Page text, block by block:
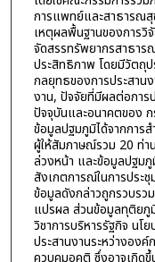
การแพทย์และสาธารณ
เหตุผลพื้นฐานของการวิ
จัดสรรทรัพยากรสาธาร
ประสิทธิภาพ โดยมีวัตถุ
กลยุทธของการประสาน
งาน, ปัจจัยที่มีผลต่อการ
ปัจจุบันและอนาคตของ
ข้อมูลปฐมภูมิได้จากการ
ผู้ให้สัมภาษณ์รวม 20 ท่า
ล่วงหน้า และข้อมูลปฐมภู
สังเกตการณ์ในการประ
ข้อมูลดังกล่าวถูกรวบรว
แปรผล ส่วนข้อมูลทุติยภูมิ
วิชาการบริหารรัฐกิจ นโ
ประสานงานระหว่างอง
ควบคุมอคติ ซึ่งอาจเกิด